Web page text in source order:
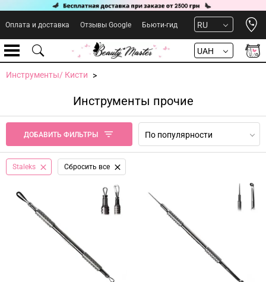
Оплата и доставка Отзывы Google Бьюти-гид RU
UAH
Инструменты/ Кисти
Инструменты прочие
ДОБАВИТЬ ФИЛЬТРЫ По популярности
Staleks Сбросить все